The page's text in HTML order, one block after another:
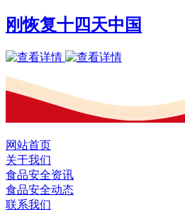
刚恢复十四天中国
网站首页
关于我们
食品安全资讯
食品安全动态
联系我们